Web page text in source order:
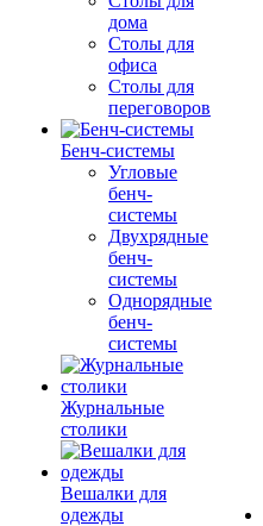
дома
Столы для
офиса
Столы для
переговоров
Бенч-системы
Угловые
бенч-
системы
Двухрядные
бенч-
системы
Однорядные
бенч-
системы
Журнальные
столики
Вешалки для
одежды